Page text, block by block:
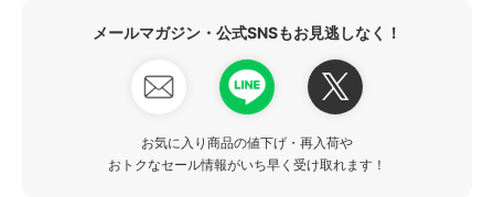
メールマガジン・公式SNSもお見逃しなく！
お気に入り商品の値下げ・再入荷や
おトクなセール情報がいち早く受け取れます！